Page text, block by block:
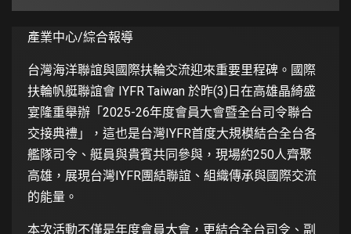
產業中心/綜合報導
台灣海洋聯誼與國際扶輪交流迎來重要里程碑。國際
扶輪帆艇聯誼會 IYFR Taiwan 於昨(3)日在高雄晶綺盛
宴隆重舉辦「2025-26年度會員大會暨全台司令聯合
交接典禮」，這也是台灣IYFR首度大規模結合全台各
艦隊司令、艇員與貴賓共同參與，現場約250人齊聚
高雄，展現台灣IYFR團結聯誼、組織傳承與國際交流
的能量。
本次活動不僅是年度會員大會，更結合全台司令、副